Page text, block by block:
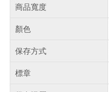
商品寬度
顏色
保存方式
標章